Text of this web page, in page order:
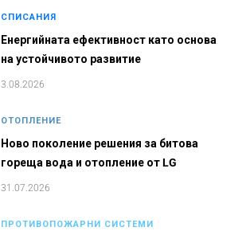
СПИСАНИЯ
Енергийната ефективност като основа
на устойчивото развитие
3.08.2026
ОТОПЛЕНИЕ
Ново поколение решения за битова
гореща вода и отопление от LG
31.07.2026
ПРОТИВОПОЖАРНИ СИСТЕМИ